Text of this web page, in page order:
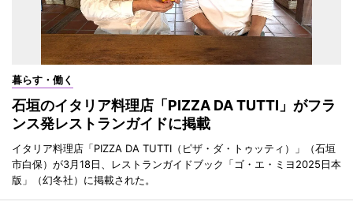
暮らす・働く
石垣のイタリア料理店「PIZZA DA TUTTI」がフラ
ンス発レストランガイドに掲載
イタリア料理店「PIZZA DA TUTTI（ピザ・ダ・トゥッティ）」（石垣
市白保）が3月18日、レストランガイドブック「ゴ・エ・ミヨ2025日本
版」（幻冬社）に掲載された。